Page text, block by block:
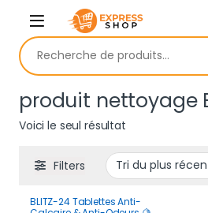
Skip to navigation
Skip to content
Recherche pour :
produit nettoyage
Voici le seul résultat
Filters
BLITZ-24 Tablettes Anti-